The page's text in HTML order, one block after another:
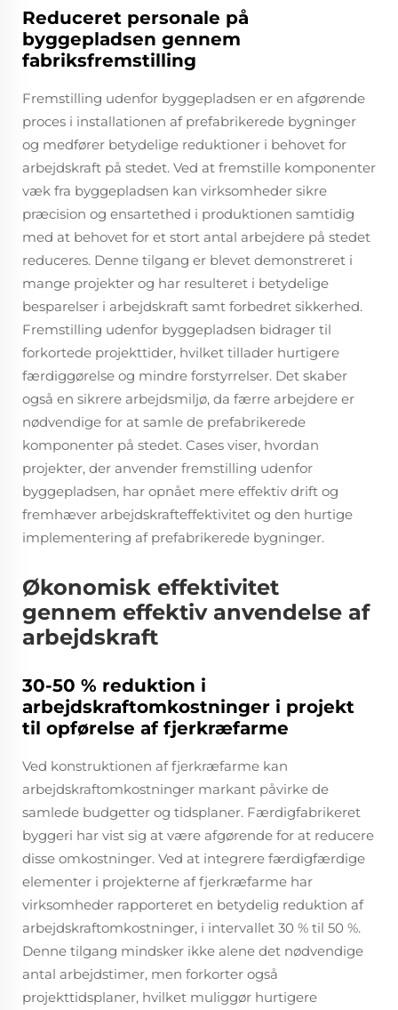
Reduceret personale på
byggepladsen gennem
fabriksfremstilling
Fremstilling udenfor byggepladsen er en afgørende
proces i installationen af prefabrikerede bygninger
og medfører betydelige reduktioner i behovet for
arbejdskraft på stedet. Ved at fremstille komponenter
væk fra byggepladsen kan virksomheder sikre
præcision og ensartethed i produktionen samtidig
med at behovet for et stort antal arbejdere på stedet
reduceres. Denne tilgang er blevet demonstreret i
mange projekter og har resulteret i betydelige
besparelser i arbejdskraft samt forbedret sikkerhed.
Fremstilling udenfor byggepladsen bidrager til
forkortede projekttider, hvilket tillader hurtigere
færdiggørelse og mindre forstyrrelser. Det skaber
også en sikrere arbejdsmiljø, da færre arbejdere er
nødvendige for at samle de prefabrikerede
komponenter på stedet. Cases viser, hvordan
projekter, der anvender fremstilling udenfor
byggepladsen, har opnået mere effektiv drift og
fremhæver arbejdskrafteffektivitet og den hurtige
implementering af prefabrikerede bygninger.
Økonomisk effektivitet
gennem effektiv anvendelse af
arbejdskraft
30-50 % reduktion i
arbejdskraftomkostninger i projekt
til opførelse af fjerkræfarme
Ved konstruktionen af fjerkræfarme kan
arbejdskraftomkostninger markant påvirke de
samlede budgetter og tidsplaner. Færdigfabrikeret
byggeri har vist sig at være afgørende for at reducere
disse omkostninger. Ved at integrere færdigfærdige
elementer i projekterne af fjerkræfarme har
virksomheder rapporteret en betydelig reduktion af
arbejdskraftomkostninger, i intervallet 30 % til 50 %.
Denne tilgang mindsker ikke alene det nødvendige
antal arbejdstimer, men forkorter også
projekttidsplaner, hvilket muliggør hurtigere